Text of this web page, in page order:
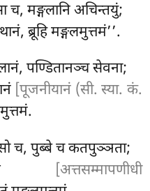
च, मङ्गलानि अचिन्तयुं;
ब्रूहि मङ्गलमुत्तमं’’.
पण्डितानञ्च सेवना;
[पूजनीयानं (सी. स्या. कं.
च, पुब्बे च कतपुञ्ञता;
[अत्तसम्मापणीधी